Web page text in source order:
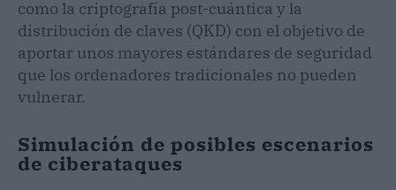
como la criptografía post-cuántica y la
distribución de claves (QKD) con el objetivo de
aportar unos mayores estándares de seguridad
que los ordenadores tradicionales no pueden
vulnerar.
Simulación de posibles escenarios
de ciberataques